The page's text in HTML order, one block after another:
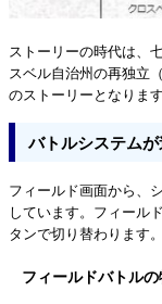
ストーリーの時代は、
スベル自治州の再独立
のストーリーとなります
バトルシステム
フィールド画面から、
しています。フィール
タンで切り替わります。
フィールドバトル